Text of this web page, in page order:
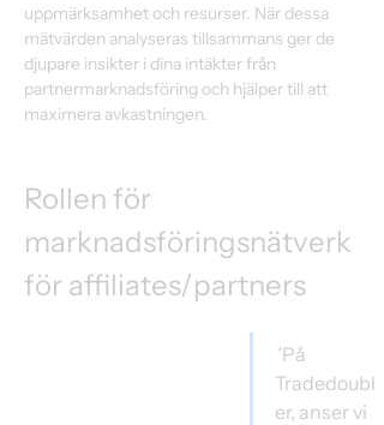
uppmärksamhet och resurser. När dessa
mätvärden analyseras tillsammans ger de
djupare insikter i dina intäkter från
partnermarknadsföring och hjälper till att
maximera avkastningen.
Rollen för
marknadsföringsnätverk
för affiliates/partners
"På
Tradedoubl
er, anser vi